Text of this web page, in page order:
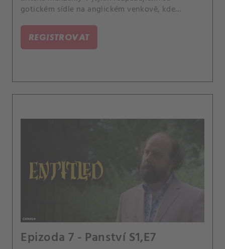
gotickém sídle na anglickém venkově, kde
majetek.
REGISTROVAT
Epizoda 7 - Panství S1,E7